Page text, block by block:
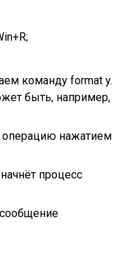
команду format y.
быть, например,
операцию нажатием
процесс